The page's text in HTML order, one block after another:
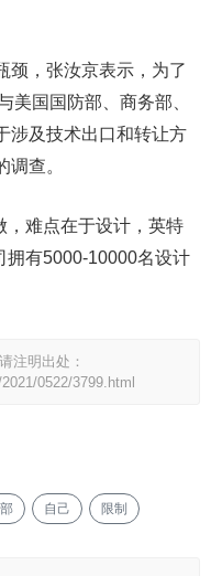
颈，张汝京表示，为了
美国国防部、商务部、
涉及技术出口和转让方
查。
，难点在于设计，英特
拥有5000-10000名设计
注明出处：
0522/3799.html
自己 限制